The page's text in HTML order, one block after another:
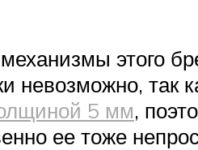
этого
невозможно, так
5 мм,
ее тоже